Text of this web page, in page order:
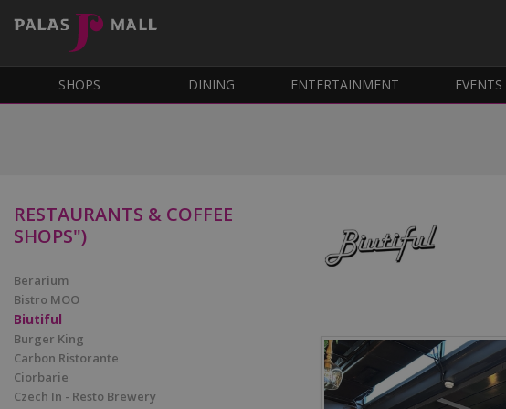
SHOPS DINING ENTERTAINMENT EVENTS
RESTAURANTS & COFFEE
SHOPS")
Berarium
Bistro MOO
Biutiful
Burger King
Carbon Ristorante
Ciorbarie
Czech In - Resto Brewery